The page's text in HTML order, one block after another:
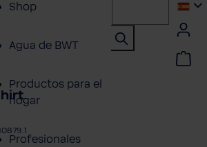
Shop
Agua de BWT
Productos para el
hogar
Profesionales